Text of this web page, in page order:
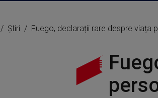
Știri Fuego, declarații rare despre viața